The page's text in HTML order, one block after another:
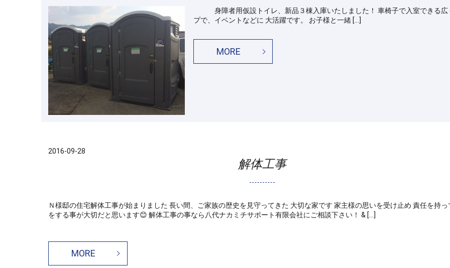
身障者用仮設トイレ、新品３棟入庫いたしました！ 車椅子で入室できる広
プで、イベントなどに 大活躍です。 お子様と一緒 […]
MORE
2016-09-28
解体工事
Ｎ様邸の住宅解体工事が始まりました 長い間、ご家族の歴史を見守ってきた 大切な家です 家主様の思いを受け止め 責任を持っ
をする事が大切だと思います😊 解体工事の事なら八代ナカミチサポート有限会社にご相談下さい！ & […]
MORE